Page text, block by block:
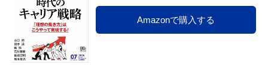
Amazonで購入する